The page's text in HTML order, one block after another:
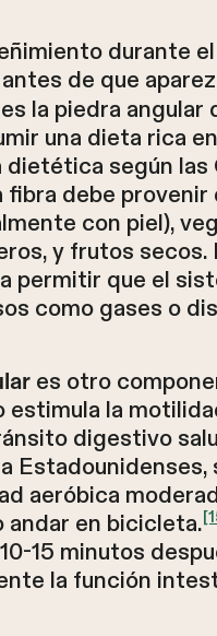
durante
de que
la piedra angular
una dieta rica
según las
debe
con piel),
y frutos secos.
permitir que el
como gases o
es otro
estimula la
digestivo
Estadounidenses,
aeróbica
andar en bicicleta.
15 minutos
la función